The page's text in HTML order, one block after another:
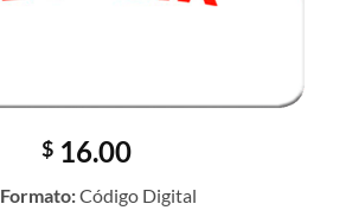
$ 16.00
Formato:Código Digital